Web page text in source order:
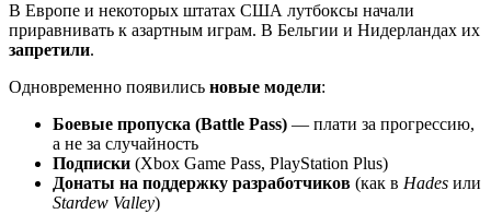
В Европе и некоторых штатах США лутбоксы начали
приравнивать к азартным играм. В Бельгии и Нидерландах их
запретили.
Одновременно появились новые модели:
Боевые пропуска (Battle Pass) — плати за прогрессию,
а не за случайность
Подписки (Xbox Game Pass, PlayStation Plus)
Донаты на поддержку разработчиков (как в Hades или
Stardew Valley)